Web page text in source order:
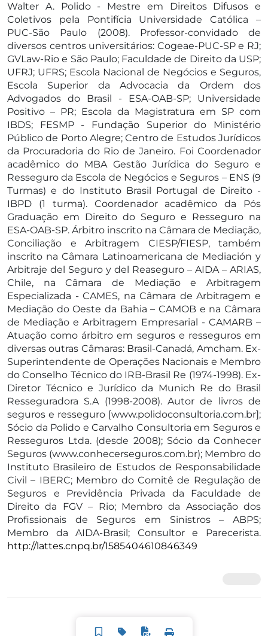
Walter A. Polido - Mestre em Direitos Difusos e
Coletivos pela Pontifícia Universidade Católica –
PUC-São Paulo (2008). Professor-convidado de
diversos centros universitários: Cogeae-PUC-SP e RJ;
GVLaw-Rio e São Paulo; Faculdade de Direito da USP;
UFRJ; UFRS; Escola Nacional de Negócios e Seguros,
Escola Superior da Advocacia da Ordem dos
Advogados do Brasil - ESA-OAB-SP; Universidade
Positivo – PR; Escola da Magistratura em SP com
IBDS; FESMP - Fundação Superior do Ministério
Público de Porto Alegre; Centro de Estudos Jurídicos
da Procuradoria do Rio de Janeiro. Foi Coordenador
acadêmico do MBA Gestão Jurídica do Seguro e
Resseguro da Escola de Negócios e Seguros – ENS (9
Turmas) e do Instituto Brasil Portugal de Direito -
IBPD (1 turma). Coordenador acadêmico da Pós
Graduação em Direito do Seguro e Resseguro na
ESA-OAB-SP. Árbitro inscrito na Câmara de Mediação,
Conciliação e Arbitragem CIESP/FIESP, também
inscrito na Câmara Latinoamericana de Mediación y
Arbitraje del Seguro y del Reaseguro – AIDA – ARIAS,
Chile, na Câmara de Mediação e Arbitragem
Especializada - CAMES, na Câmara de Arbitragem e
Mediação do Oeste da Bahia – CAMOB e na Câmara
de Mediação e Arbitragem Empresarial - CAMARB –
Atuação como árbitro em seguros e resseguros em
diversas outras Câmaras: Brasil-Canadá, Amcham. Ex-
Superintendente de Operações Nacionais e Membro
do Conselho Técnico do IRB-Brasil Re (1974-1998). Ex-
Diretor Técnico e Jurídico da Munich Re do Brasil
Resseguradora S.A (1998-2008). Autor de livros de
seguros e resseguro [www.polidoconsultoria.com.br];
Sócio da Polido e Carvalho Consultoria em Seguros e
Resseguros Ltda. (desde 2008); Sócio da Conhecer
Seguros (www.conhecerseguros.com.br); Membro do
Instituto Brasileiro de Estudos de Responsabilidade
Civil – IBERC; Membro do Comitê de Regulação de
Seguros e Previdência Privada da Faculdade de
Direito da FGV – Rio; Membro da Associação dos
Profissionais de Seguros em Sinistros – ABPS;
Membro da AIDA-Brasil; Consultor e Parecerista.
http://lattes.cnpq.br/1585404610846349